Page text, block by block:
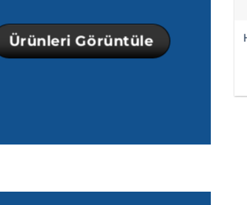
Ürünleri Görüntüle